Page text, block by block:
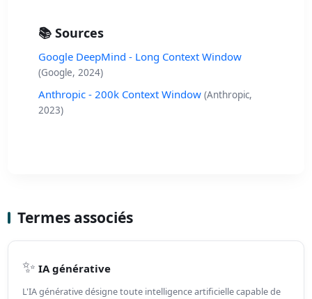
📚 Sources
Google DeepMind - Long Context Window
(Google, 2024)
Anthropic - 200k Context Window (Anthropic,
2023)
Termes associés
✨ IA générative
L'IA générative désigne toute intelligence artificielle capable de